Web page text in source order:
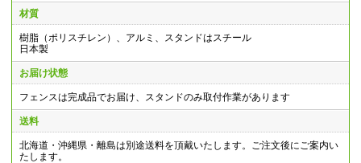
材質
樹脂（ポリスチレン）、アルミ、スタンドはスチール
日本製
お届け状態
フェンスは完成品でお届け、スタンドのみ取付作業があります
送料
北海道・沖縄県・離島は別途送料を頂戴いたします。ご注文後にご案内い
たします。